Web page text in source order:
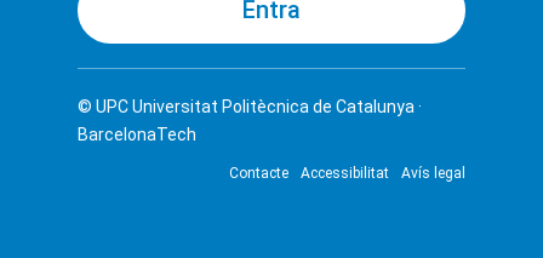
© UPCUniversitat Politècnica de Catalunya ·
BarcelonaTech
Contacte Accessibilitat Avís legal